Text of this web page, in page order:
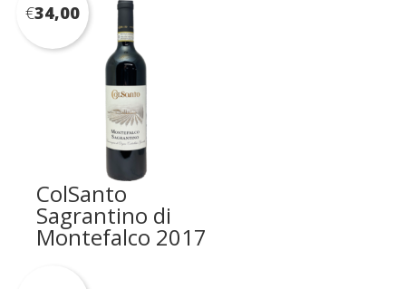
ColSanto
Sagrantino di
Montefalco 2017
€34,00